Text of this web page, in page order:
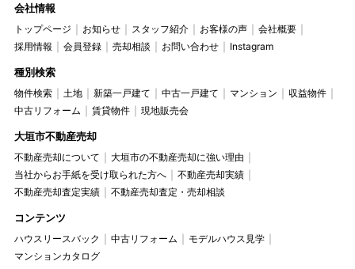
会社情報
トップページ お知らせ スタッフ紹介 お客様の声
会社概要
採用情報
会員登録 売却相談 お問い合わせ Instagram
種別検索
物件検索 土地 新築一戸建て 中古一戸建て マンション
収益物件
中古リフォーム
賃貸物件 現地販売会
大垣市不動産売却
不動産売却について
大垣市の不動産売却に強い理由
当社からお手紙を受け取られた方へ
不動産売却実績
不動産売却査定実績
不動産売却査定・売却相談
コンテンツ
ハウスリースバック 中古リフォーム
モデルハウス見学
マンションカタログ